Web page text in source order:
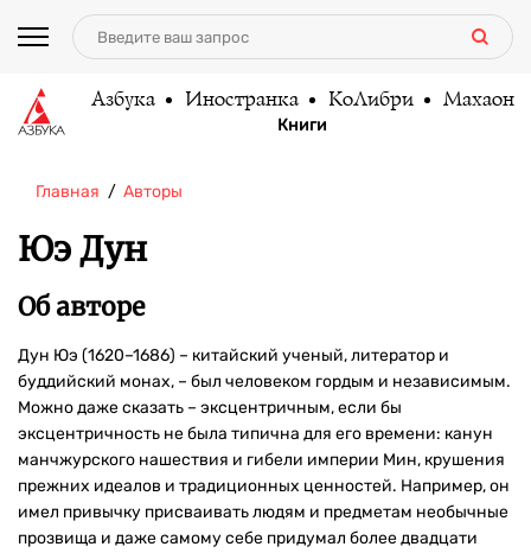
Азбука Иностранка КоЛибри Махаон
Книги
Главная Авторы
Юэ Дун
Об авторе
Дун Юэ (1620–1686) – китайский ученый, литератор и
буддийский монах, – был человеком гордым и независимым.
Можно даже сказать – эксцентричным, если бы
эксцентричность не была типична для его времени: канун
манчжурского нашествия и гибели империи Мин, крушения
прежних идеалов и традиционных ценностей. Например, он
имел привычку присваивать людям и предметам необычные
прозвища и даже самому себе придумал более двадцати